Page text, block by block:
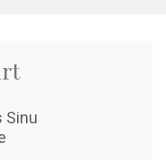
Sinu